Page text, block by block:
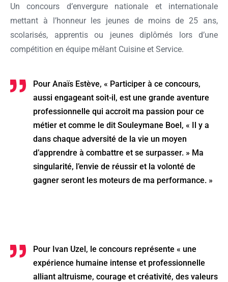
Un concours d’envergure nationale et internationale
mettant à l’honneur les jeunes de moins de 25 ans,
scolarisés, apprentis ou jeunes diplômés lors d’une
compétition en équipe mêlant Cuisine et Service.
Pour Anaïs Estève, « Participer à ce concours,
aussi engageant soit-il, est une grande aventure
professionnelle qui accroit ma passion pour ce
métier et comme le dit Souleymane Boel, « Il y a
dans chaque adversité de la vie un moyen
d’apprendre à combattre et se surpasser. » Ma
singularité, l’envie de réussir et la volonté de
gagner seront les moteurs de ma performance. »
Pour Ivan Uzel, le concours représente « une
expérience humaine intense et professionnelle
alliant altruisme, courage et créativité, des valeurs